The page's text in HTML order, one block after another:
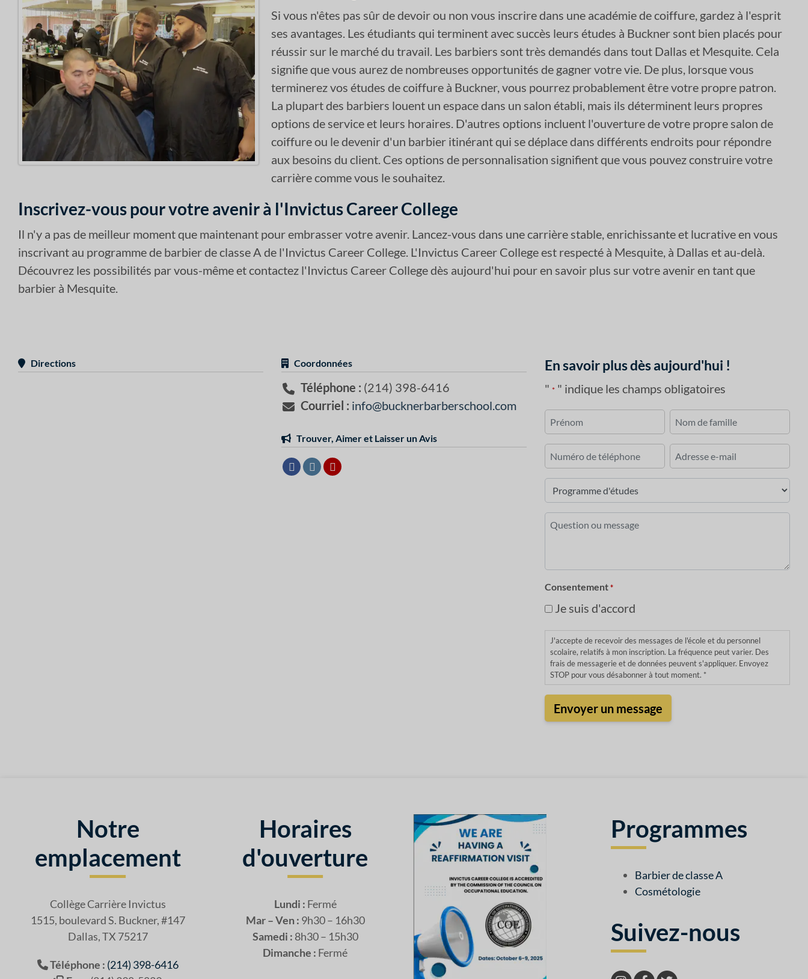
Si vous n'êtes pas sûr de devoir ou non vous inscrire dans une académie de coiffure, gardez à l'esprit
ses avantages. Les étudiants qui terminent avec succès leurs études à Buckner sont bien placés pour
réussir sur le marché du travail. Les barbiers sont très demandés dans tout Dallas et Mesquite. Cela
signifie que vous aurez de nombreuses opportunités de gagner votre vie. De plus, lorsque vous
terminerez vos études de coiffure à Buckner, vous pourrez probablement être votre propre patron.
La plupart des barbiers louent un espace dans un salon établi, mais ils déterminent leurs propres
options de service et leurs horaires. D'autres options incluent l'ouverture de votre propre salon de
coiffure ou le devenir d'un barbier itinérant qui se déplace dans différents endroits pour répondre
aux besoins du client. Ces options de personnalisation signifient que vous pouvez construire votre
carrière comme vous le souhaitez.
Inscrivez-vous pour votre avenir à l'Invictus Career College
Il n'y a pas de meilleur moment que maintenant pour embrasser votre avenir. Lancez-vous dans une carrière stable, enrichissante et lucrative en vous
inscrivant au programme de barbier de classe A de l'Invictus Career College. L'Invictus Career College est respecté à Mesquite, à Dallas et au-delà.
Découvrez les possibilités par vous-même et contactez l'Invictus Career College dès aujourd'hui pour en savoir plus sur votre avenir en tant que
barbier à Mesquite.
Directions Coordonnées
Téléphone : (214) 398-6416
Courriel : info@bucknerbarberschool.com
Trouver, Aimer et Laisser un Avis
En savoir plus dès aujourd'hui !
" * " indique les champs obligatoires
*
Premièrement Dernier
de
téléphone
*
d'études
*
Consentement *
Je suis d'accord
J'accepte de recevoir des messages de l'école et du personnel
scolaire, relatifs à mon inscription. La fréquence peut varier. Des
frais de messagerie et de données peuvent s'appliquer. Envoyez
STOP pour vous désabonner à tout moment. *
Notre
emplacement
Collège Carrière Invictus
1515, boulevard S. Buckner, #147
Dallas, TX 75217
Téléphone : (214) 398-6416
Horaires
d'ouverture
Lundi : Fermé
Mar – Ven : 9h30 – 16h30
Samedi : 8h30 – 15h30
Dimanche : Fermé
Programmes
Barbier de classe A
Cosmétologie
Suivez-nous